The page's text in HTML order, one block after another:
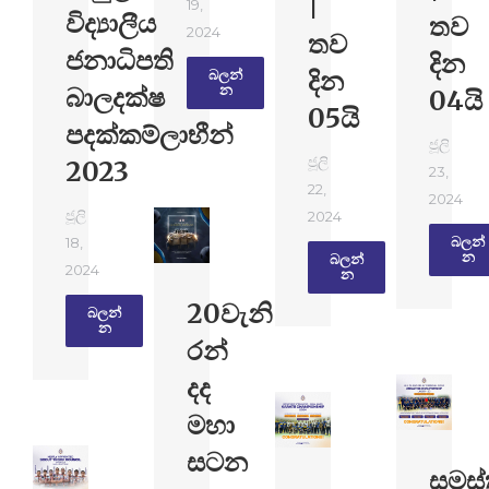
තව
දින
04යි
ජූලි
23,
2024
බලන්​
න
තව
දින
05යි
ජූලි
22,
2024
බලන්​
න
19,
2024
බලන්​
න
විද්‍යාලීය
ජනාධිපති
බාලදක්ෂ
පදක්කම්ලාභීන්
2023
ජූලි
18,
2024
බලන්​
න
20වැනි
රන්
දද
මහා
සටන